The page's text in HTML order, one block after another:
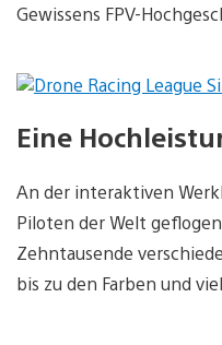
Gewissens FPV-
Eine
An der interaktiven
Piloten der Welt
Zehntausende
bis zu den Farben und